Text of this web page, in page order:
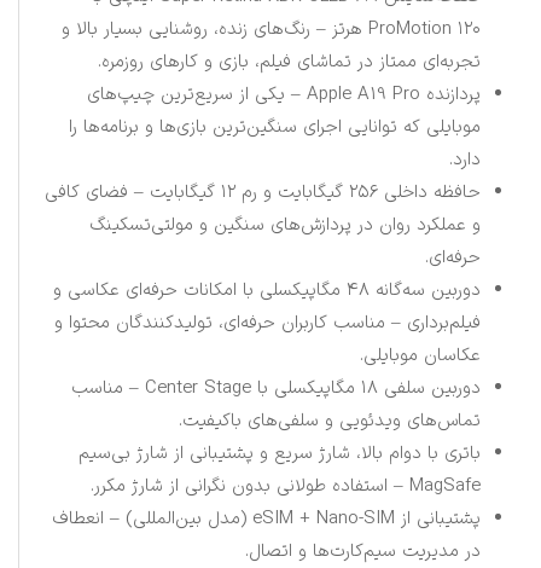
ProMotion ۱۲۰ هرتز – رنگ‌های زنده، روشنایی بسیار بالا و
تجربه‌ای ممتاز در تماشای فیلم، بازی و کارهای روزمره.
پردازنده Apple A19 Pro – یکی از سریع‌ترین چیپ‌های
موبایلی که توانایی اجرای سنگین‌ترین بازی‌ها و برنامه‌ها را
دارد.
حافظه داخلی ۲۵۶ گیگابایت و رم ۱۲ گیگابایت – فضای کافی
و عملکرد روان در پردازش‌های سنگین و مولتی‌تسکینگ
حرفه‌ای.
دوربین سه‌گانه ۴۸ مگاپیکسلی با امکانات حرفه‌ای عکاسی و
فیلم‌برداری – مناسب کاربران حرفه‌ای، تولیدکنندگان محتوا و
عکاسان موبایلی.
دوربین سلفی ۱۸ مگاپیکسلی با Center Stage – مناسب
تماس‌های ویدئویی و سلفی‌های باکیفیت.
باتری با دوام بالا، شارژ سریع و پشتیبانی از شارژ بی‌سیم
MagSafe – استفاده طولانی بدون نگرانی از شارژ مکرر.
پشتیبانی از eSIM + Nano-SIM (مدل بین‌المللی) – انعطاف
در مدیریت سیم‌کارت‌ها و اتصال.